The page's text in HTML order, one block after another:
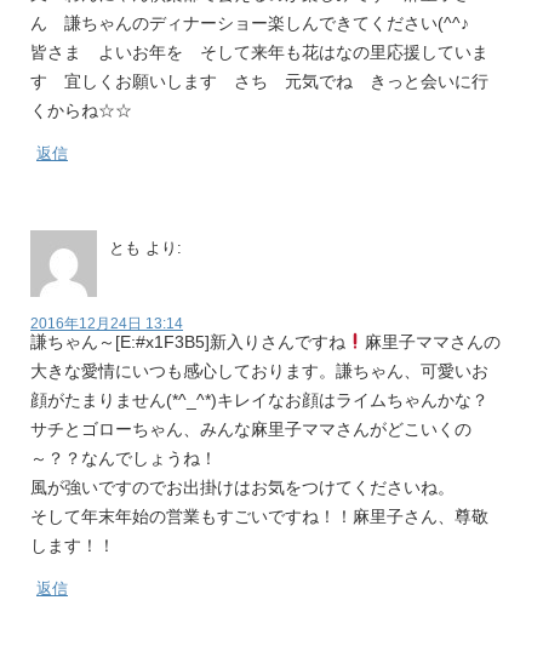
ん 謙ちゃんのディナーショー楽しんできてください(^^♪
皆さま よいお年を そして来年も花はなの里応援していま
す 宜しくお願いします さち 元気でね きっと会いに行
くからね☆☆
返信
とも より:
2016年12月24日 13:14
謙ちゃん～[E:#x1F3B5]新入りさんですね
麻里子ママさんの
大きな愛情にいつも感心しております。謙ちゃん、可愛いお
顔がたまりません(*^_^*)キレイなお顔はライムちゃんかな？
サチとゴローちゃん、みんな麻里子ママさんがどこいくの
～？？なんでしょうね！
風が強いですのでお出掛けはお気をつけてくださいね。
そして年末年始の営業もすごいですね！！麻里子さん、尊敬
します！！
返信